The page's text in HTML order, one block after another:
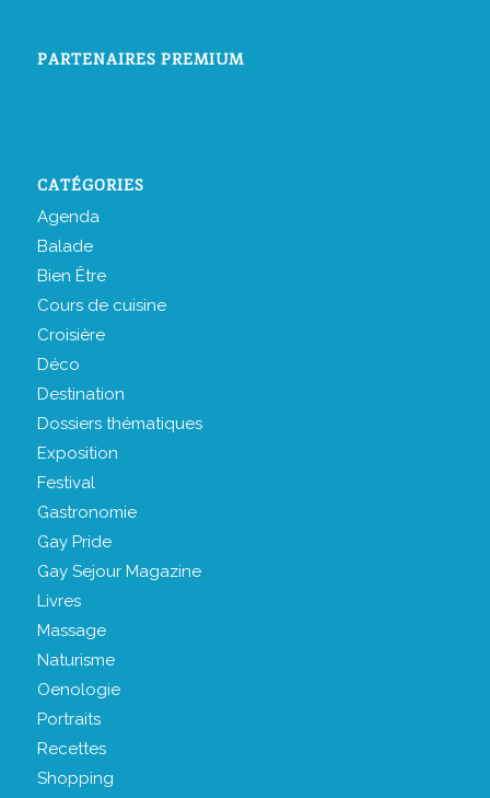
PARTENAIRES PREMIUM
CATÉGORIES
Agenda
Balade
Bien Être
Cours de cuisine
Croisière
Déco
Destination
Dossiers thématiques
Exposition
Festival
Gastronomie
Gay Pride
Gay Sejour Magazine
Livres
Massage
Naturisme
Oenologie
Portraits
Recettes
Shopping